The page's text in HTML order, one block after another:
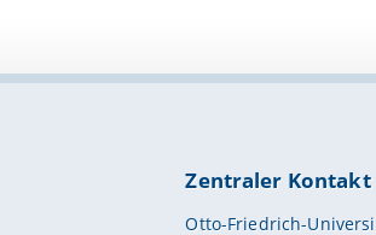
Zentraler Kontakt
Otto-Friedrich-